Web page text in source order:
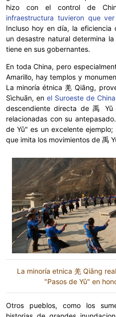
hizo con el control de
infraestructura tuvieron que
Incluso hoy en día, la eficiencia
un desastre natural determina
tiene en sus gobernantes.
En toda China, pero
Amarillo, hay templos y
La minoría étnica 羌 Qiāng,
Sìchuān, en el Suroeste de China
descendiente directa de 禹
relacionadas con su
de Yǔ" es un excelente
que imita los movimientos de 禹
La minoría etnica 羌 Qiāng
"Pasos de Yǔ" en
Otros pueblos, como los